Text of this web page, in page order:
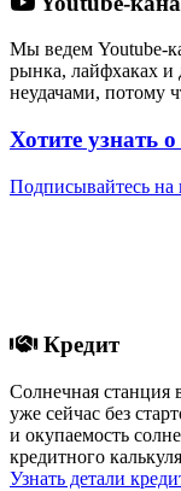
Мы ведем Youtube-
рынка, лайфхаках и
неудачами, потому
Хотите узнать
Подписывайтесь на
Кредит
Солнечная станция
уже сейчас без
и окупаемость
кредитного
Узнать детали